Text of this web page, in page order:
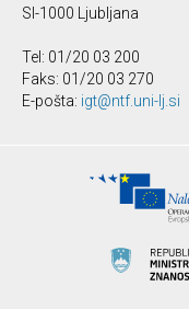
SI-1000 Ljubljana
Tel: 01/20 03 200
Faks: 01/20 03 270
E-pošta: igt@ntf.uni-lj.si